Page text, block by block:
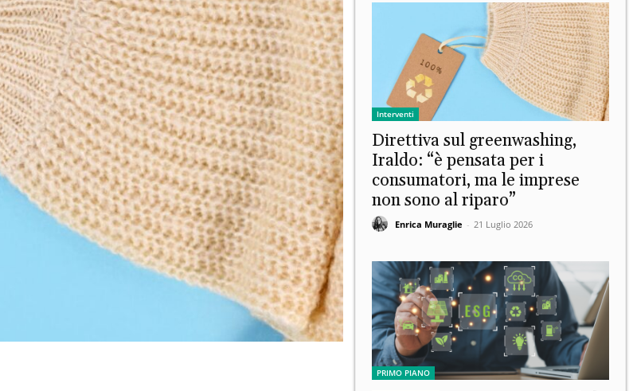
Interventi
Direttiva sul greenwashing,
Iraldo: “è pensata per i
consumatori, ma le imprese
non sono al riparo”
Enrica Muraglie - 21 Luglio 2026
PRIMO PIANO